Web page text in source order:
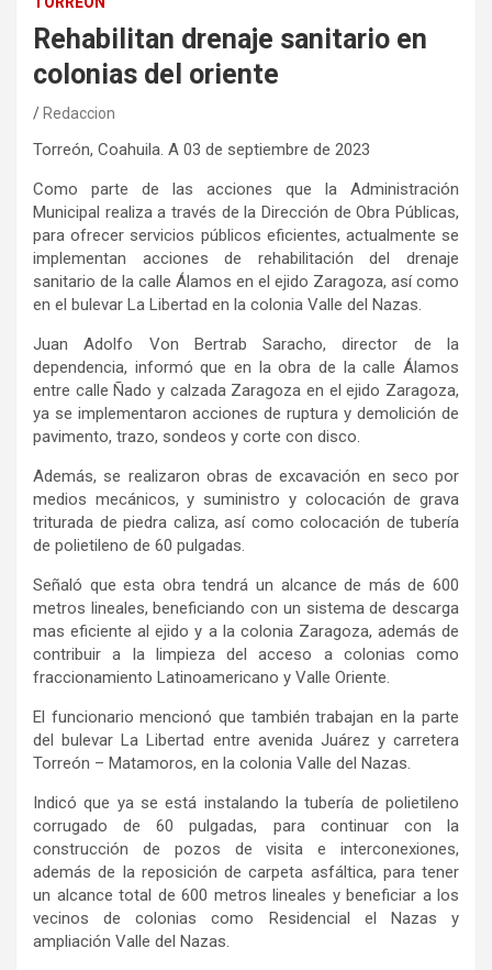
Rehabilitan drenaje sanitario en
colonias del oriente
Redaccion
Torreón, Coahuila. A 03 de septiembre de 2023
Como parte de las acciones que la Administración
Municipal realiza a través de la Dirección de Obra Públicas,
para ofrecer servicios públicos eficientes, actualmente se
implementan acciones de rehabilitación del drenaje
sanitario de la calle Álamos en el ejido Zaragoza, así como
en el bulevar La Libertad en la colonia Valle del Nazas.
Juan Adolfo Von Bertrab Saracho, director de la
dependencia, informó que en la obra de la calle Álamos
entre calle Ñado y calzada Zaragoza en el ejido Zaragoza,
ya se implementaron acciones de ruptura y demolición de
pavimento, trazo, sondeos y corte con disco.
Además, se realizaron obras de excavación en seco por
medios mecánicos, y suministro y colocación de grava
triturada de piedra caliza, así como colocación de tubería
de polietileno de 60 pulgadas.
Señaló que esta obra tendrá un alcance de más de 600
metros lineales, beneficiando con un sistema de descarga
mas eficiente al ejido y a la colonia Zaragoza, además de
contribuir a la limpieza del acceso a colonias como
fraccionamiento Latinoamericano y Valle Oriente.
El funcionario mencionó que también trabajan en la parte
del bulevar La Libertad entre avenida Juárez y carretera
Torreón – Matamoros, en la colonia Valle del Nazas.
Indicó que ya se está instalando la tubería de polietileno
corrugado de 60 pulgadas, para continuar con la
construcción de pozos de visita e interconexiones,
además de la reposición de carpeta asfáltica, para tener
un alcance total de 600 metros lineales y beneficiar a los
vecinos de colonias como Residencial el Nazas y
ampliación Valle del Nazas.